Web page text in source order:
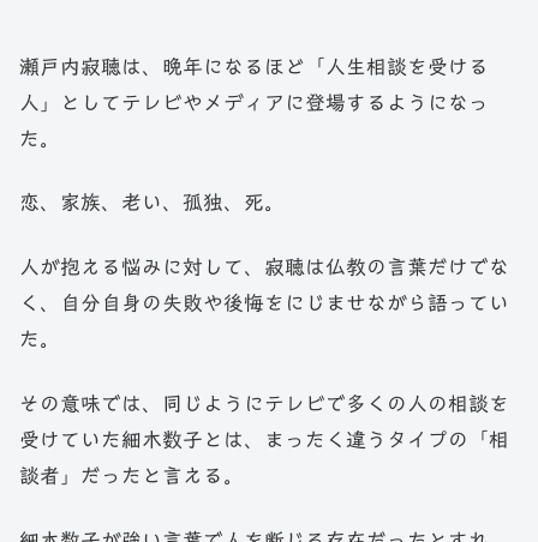
瀬戸内寂聴は、晩年になるほど「人生相談を受ける
人」としてテレビやメディアに登場するようになっ
た。
恋、家族、老い、孤独、死。
人が抱える悩みに対して、寂聴は仏教の言葉だけでな
く、自分自身の失敗や後悔をにじませながら語ってい
た。
その意味では、同じようにテレビで多くの人の相談を
受けていた細木数子とは、まったく違うタイプの「相
談者」だったと言える。